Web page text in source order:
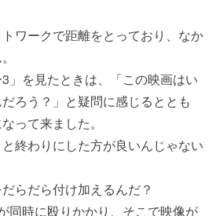
ワークで距離をとっており、なか
」を見たときは、「この映画はい
ろう？」と疑問に感じるととも
って来ました。
終わりにした方が良いんじゃない
らだら付け加えるんだ？
同時に殴りかかり、そこで映像が